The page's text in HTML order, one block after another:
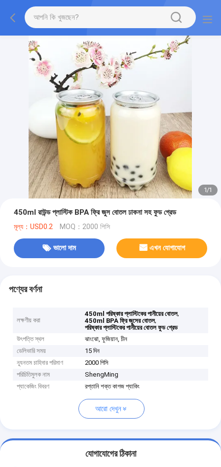
1/1
450ml রাউন্ড প্লাস্টিক BPA ফ্রি জুস বোতল ঢাকনা সহ ফুড গ্রেড
মূল্য：USD0.2 MOQ：2000 পিসি
ভালো দাম এখন যোগাযোগ
পণ্যের বর্ণনা
লক্ষণীয় করা
450ml পরিষ্কার প্লাস্টিকের পানীয়ের বোতল,
450ml BPA ফ্রি জুসের বোতল,
পরিষ্কার প্লাস্টিকের পানীয়ের বোতল ফুড গ্রেড
উৎপত্তি স্থল
ঝাংঝো, ফুজিয়ান, চীন
ডেলিভারি সময়
15 দিন
ন্যূনতম চাহিদার পরিমাণ
2000 পিসি
পরিচিতিমুলক নাম
ShengMing
প্যাকেজিং বিবরণ
রপ্তানি শক্ত কাগজ প্যাকিং
আরো দেখুন
যোগাযোগের ঠিকানা